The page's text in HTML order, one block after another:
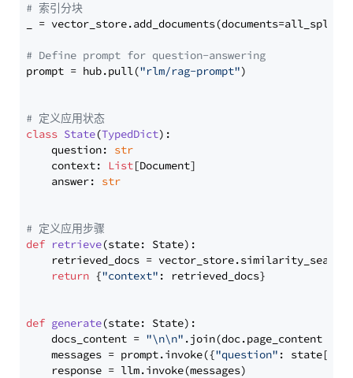
# 索引分块
_ = vector_store.add_documents(documents=all_splits)
# Define prompt for question-answering
prompt = hub.pull("rlm/rag-prompt")
# 定义应用状态
class State(TypedDict):
    question:
str
    context:
List[Document]
    answer:
str
# 定义应用步骤
def retrieve(state: State):
retrieved_docs =
return {"context" : retrieved_docs}
def generate(state: State):
    docs_content =
"\n\n" .join(doc.page_content
    messages = prompt.invoke({
"question" : state[
    response = llm.invoke(messages)